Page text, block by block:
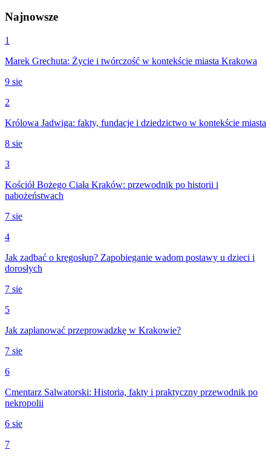
Najnowsze
1
Marek Grechuta: Życie i twórczość w kontekście miasta Krakowa
9 sie
2
Królowa Jadwiga: fakty, fundacje i dziedzictwo w kontekście miasta
8 sie
3
Kościół Bożego Ciała Kraków: przewodnik po historii i
nabożeństwach
7 sie
4
Jak zadbać o kręgosłup? Zapobieganie wadom postawy u dzieci i
dorosłych
7 sie
5
Jak zaplanować przeprowadzkę w Krakowie?
7 sie
6
Cmentarz Salwatorski: Historia, fakty i praktyczny przewodnik po
nekropolii
6 sie
7